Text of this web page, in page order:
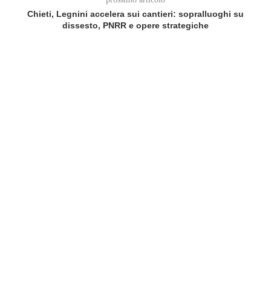
Chieti, Legnini accelera sui cantieri: sopralluoghi su
dissesto, PNRR e opere strategiche